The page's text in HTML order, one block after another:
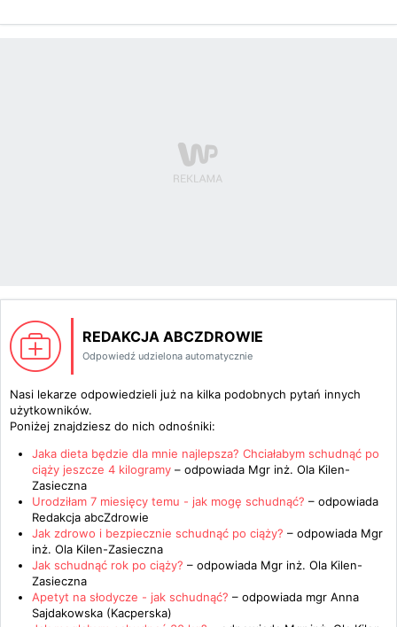
REDAKCJA ABCZDROWIE
Odpowiedź udzielona automatycznie
Nasi lekarze odpowiedzieli już na kilka podobnych pytań innych
użytkowników.
Poniżej znajdziesz do nich odnośniki:
Jaka dieta będzie dla mnie najlepsza? Chciałabym schudnąć po
ciąży jeszcze 4 kilogramy – odpowiada Mgr inż. Ola Kilen-
Zasieczna
Urodziłam 7 miesięcy temu - jak mogę schudnąć? – odpowiada
Redakcja abcZdrowie
Jak zdrowo i bezpiecznie schudnąć po ciąży? – odpowiada Mgr
inż. Ola Kilen-Zasieczna
Jak schudnąć rok po ciąży? – odpowiada Mgr inż. Ola Kilen-
Zasieczna
Apetyt na słodycze - jak schudnąć? – odpowiada mgr Anna
Sajdakowska (Kacperska)